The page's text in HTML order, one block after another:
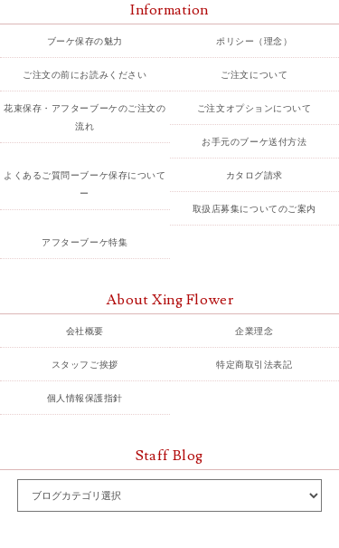
Information
ブーケ保存の魅力 ポリシー（理念）
ご注文の前にお読みください ご注文について
花束保存・アフターブーケのご注文の
流れ
ご注文オプションについて
お手元のブーケ送付方法
よくあるご質問ーブーケ保存について
ー
カタログ請求
取扱店募集についてのご案内
アフターブーケ特集
About Xing Flower
会社概要 企業理念
スタッフご挨拶 特定商取引法表記
個人情報保護指針
Staff Blog